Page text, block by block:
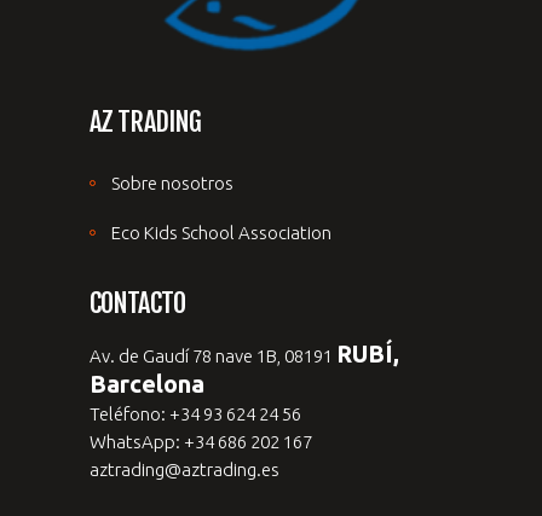
AZ TRADING
Sobre nosotros
Eco Kids School Association
CONTACTO
Av. de Gaudí 78 nave 1B, 08191 RUBÍ,
Barcelona
Teléfono: +34 93 624 24 56
WhatsApp: +34 686 202 167
aztrading@aztrading.es